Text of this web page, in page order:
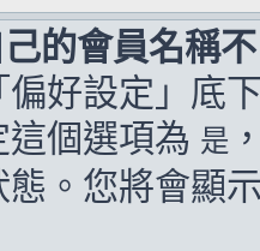
的會員名稱
偏好設定」底
個選項為 是
。您將會顯